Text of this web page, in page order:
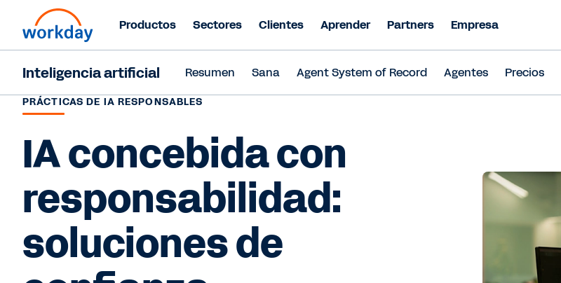
Productos Sectores Clientes Aprender Partners Empresa
Inteligencia artificial Resumen Sana Agent System of Record Agentes Precios
PRÁCTICAS DE IA RESPONSABLES
IA concebida con
responsabilidad:
soluciones de